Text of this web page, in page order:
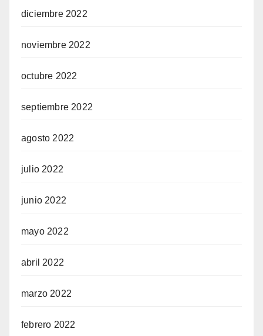
diciembre 2022
noviembre 2022
octubre 2022
septiembre 2022
agosto 2022
julio 2022
junio 2022
mayo 2022
abril 2022
marzo 2022
febrero 2022